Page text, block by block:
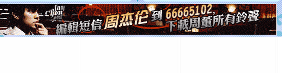
[元旦]看到你我会触电；看不到你我要充电；没有你我会
断电。爱你是我职业，想你是我事业，抱你是我特长，吻
你是我专业！水晶之恋祝你新年快乐
[元旦]如果上天让我许三个愿望，一是今生今世和你在一